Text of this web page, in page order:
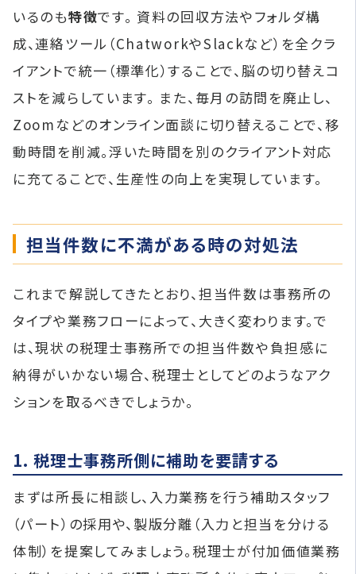
いるのも特徴です。 資料の回収方法やフォルダ構
成、連絡ツール（ChatworkやSlackなど）を全クラ
イアントで統一（標準化）することで、脳の切り替えコ
ストを減らしています。 また、毎月の訪問を廃止し、
Zoomなどのオンライン面談に切り替えることで、移
動時間を削減。浮いた時間を別のクライアント対応
に充てることで、生産性の向上を実現しています。
担当件数に不満がある時の対処法
これまで解説してきたとおり、担当件数は事務所の
タイプや業務フローによって、大きく変わります。で
は、現状の税理士事務所での担当件数や負担感に
納得がいかない場合、税理士としてどのようなアク
ションを取るべきでしょうか。
1. 税理士事務所側に補助を要請する
まずは所長に相談し、入力業務を行う補助スタッフ
（パート）の採用や、製版分離（入力と担当を分ける
体制）を提案してみましょう。税理士が付加価値業務